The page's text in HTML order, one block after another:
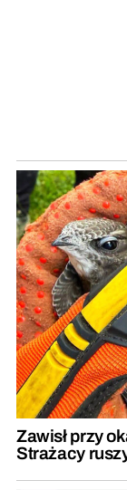
Zawisł przy
Strażacy